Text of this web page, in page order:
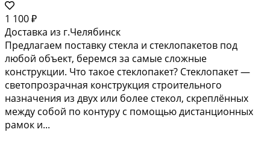
1 100 ₽
Доставка из г.Челябинск
Предлагаем поставку стекла и стеклопакетов под
любой объект, беремся за самые сложные
конструкции. Что такое стеклопакет? Стеклопакет —
светопрозрачная конструкция строительного
назначения из двух или более стекол, скреплённых
между собой по контуру с помощью дистанционных
рамок и...